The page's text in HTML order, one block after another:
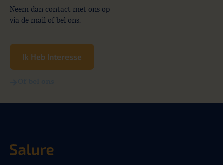
Neem dan contact met ons op
via de mail of bel ons.
Ik Heb Interesse